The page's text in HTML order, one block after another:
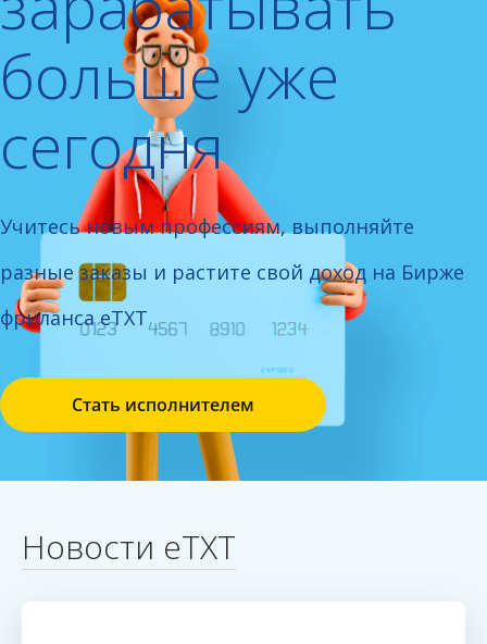
больше уже
сегодня
Учитесь новым профессиям, выполняйте
разные заказы и растите свой доход на Бирже
фриланса eTXT
Стать исполнителем
Новости eTXT